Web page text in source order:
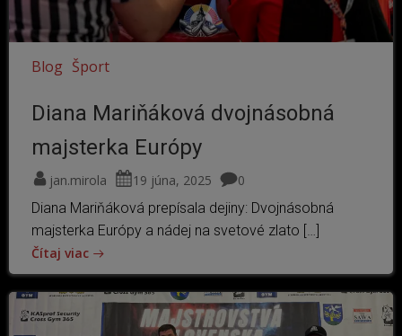
Blog Šport
Diana Mariňáková dvojnásobná
majsterka Európy
jan.mirola 19 júna, 2025
0
Diana Mariňáková prepísala dejiny: Dvojnásobná
majsterka Európy a nádej na svetové zlato […]
Čítaj viac